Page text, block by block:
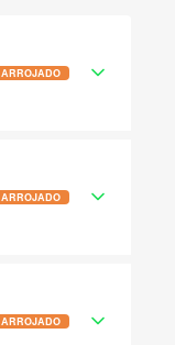
ARROJADO
ARROJADO
ARROJADO